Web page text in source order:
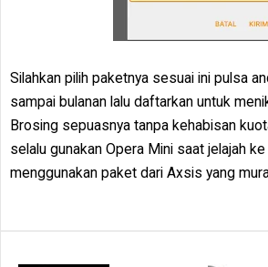
Silahkan pilih paketnya sesuai ini pulsa
sampai bulanan lalu daftarkan untuk
Brosing sepuasnya tanpa kehabisan
selalu gunakan Opera Mini saat jelajah
menggunakan paket dari Axsis yang